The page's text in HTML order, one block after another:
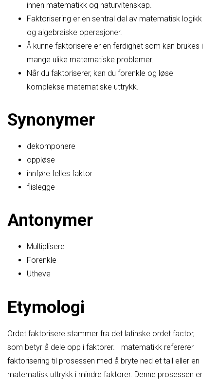
innen matematikk og naturvitenskap.
Faktorisering er en sentral del av matematisk logikk
og algebraiske operasjoner.
Å kunne faktorisere er en ferdighet som kan brukes i
mange ulike matematiske problemer.
Når du faktoriserer, kan du forenkle og løse
komplekse matematiske uttrykk.
Synonymer
dekomponere
oppløse
innføre felles faktor
flislegge
Antonymer
Multiplisere
Forenkle
Utheve
Etymologi
Ordet faktorisere stammer fra det latinske ordet factor,
som betyr å dele opp i faktorer. I matematikk refererer
faktorisering til prosessen med å bryte ned et tall eller en
matematisk uttrykk i mindre faktorer. Denne prosessen er